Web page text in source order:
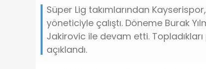
Süper Lig takımlarından
yöneticiyle çalıştı. Döneme Burak
Jakirovic ile devam etti.
açıklandı.